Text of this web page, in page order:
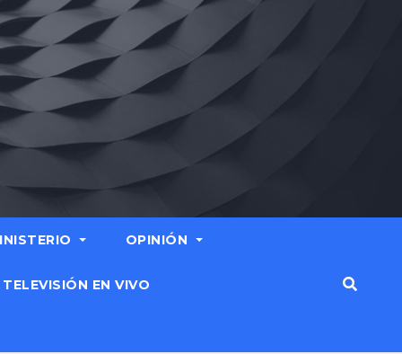
OPINIÓN
TELEVISIÓN EN VIVO